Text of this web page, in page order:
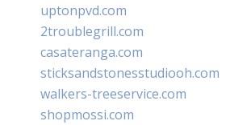
uptonpvd.com
2troublegrill.com
casateranga.com
sticksandstonesstudiooh.com
walkers-treeservice.com
shopmossi.com